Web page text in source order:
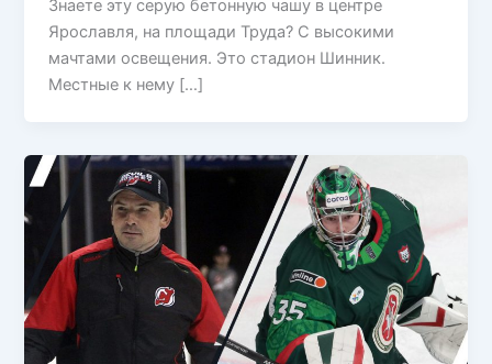
Знаете эту серую бетонную чашу в центре
Ярославля, на площади Труда? С высокими
мачтами освещения. Это стадион Шинник.
Местные к нему […]